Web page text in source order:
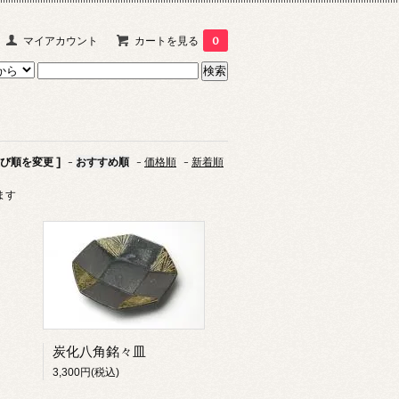
マイアカウント カートを見る 0
順を変更 ] - おすすめ順 - 価格順 - 新着順
す
炭化八角銘々皿
3,300円(税込)